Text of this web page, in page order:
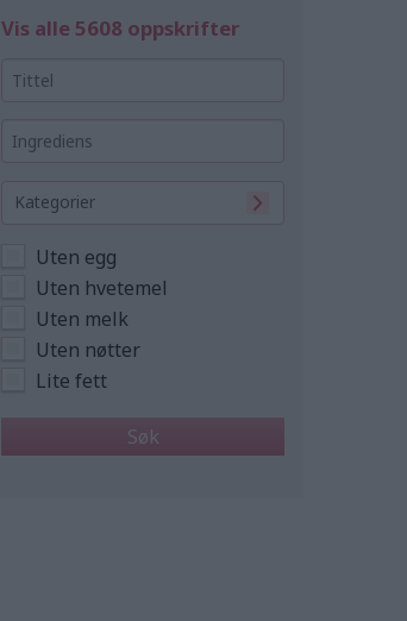
Vis alle 5608 oppskrifter
Kategorier
Uten egg
Uten hvetemel
Uten melk
Uten nøtter
Lite fett